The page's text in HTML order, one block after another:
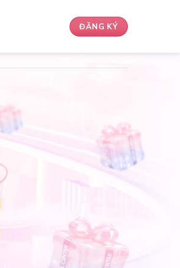
ĐĂNG KÝ